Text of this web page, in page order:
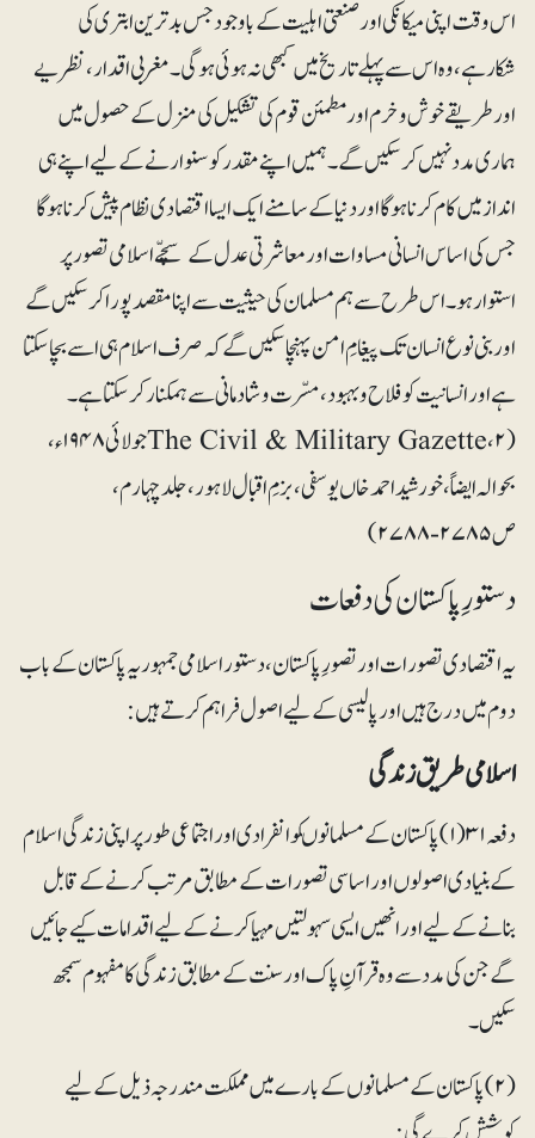
اس وقت اپنی میکانکی اور صنعتی اہلیت کے باوجود جس بدترین ابتری کی
شکارہے، وہ اس سے پہلے تاریخ میں کبھی نہ ہوئی ہوگی۔ مغربی اقدار، نظریے
اور طریقے خوش و خرم اور مطمئن قوم کی تشکیل کی منزل کے حصول میں
ہماری مدد نہیں کرسکیں گے۔ ہمیں اپنے مقدر کو سنوارنے کے لیے اپنے ہی
انداز میں کام کرنا ہوگا اور دنیا کے سامنے ایک ایسا اقتصادی نظام پیش کرنا ہوگا
جس کی اساس انسانی مساوات اور معاشرتی عدل کے سچّے اسلامی تصور پر
استوار ہو۔ اس طرح سے ہم مسلمان کی حیثیت سے اپنا مقصد پورا کرسکیں گے
اور بنی نوع انسان تک پیغامِ امن پہنچا سکیں گے کہ صرف اسلام ہی اسے بچاسکتا
ہے اور انسانیت کو فلاح و بہبود، مسّرت و شادمانی سے ہمکنار کرسکتا ہے۔
(The Civil & Military Gazette، ۲جولائی ۱۹۴۸ء،
بحوالہ ایضاً، خورشیداحمد خاں یوسفی،بزمِ اقبال لاہور، جلدچہارم،
ص ۲۷۸۵-۲۷۸۸)
دستورِ پاکستان کی دفعات
یہ اقتصادی تصورات اور تصورِ پاکستان، دستور اسلامی جمہوریہ پاکستان کے باب
دوم میں درج ہیں اور پالیسی کے لیے اصول فراہم کرتے ہیں:
اسلامی طریق زندگی
دفعہ ۳۱ (۱) پاکستان کے مسلمانوںکو انفرادی اور اجتماعی طور پر اپنی زندگی اسلام
کے بنیادی اصولوں اور اساسی تصورات کے مطابق مرتب کرنے کے قابل
بنانے کے لیے اور انھیں ایسی سہولتیں مہیا کرنے کے لیے اقدامات کیے جائیں
گے جن کی مدد سے وہ قرآنِ پاک اور سنت کے مطابق زندگی کا مفہوم سمجھ
سکیں۔
(۲) پاکستان کے مسلمانوں کے بارے میں مملکت مندرجہ ذیل کے لیے